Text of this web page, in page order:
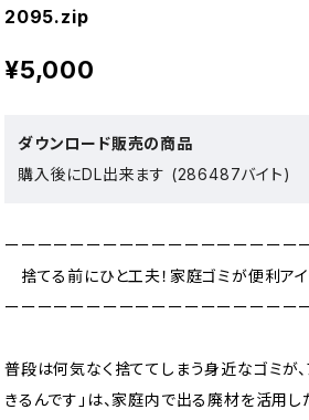
2095.zip
¥5,000
ダウンロード販売の商品
購入後にDL出来ます (286487バイト)
ーーーーーーーーーーーーーーーーーー
捨てる前にひと工夫！家庭ゴミが便利ア
ーーーーーーーーーーーーーーーーーー
普段は何気なく捨ててしまう身近なゴミが
きるんです」は、家庭内で出る廃材を活用